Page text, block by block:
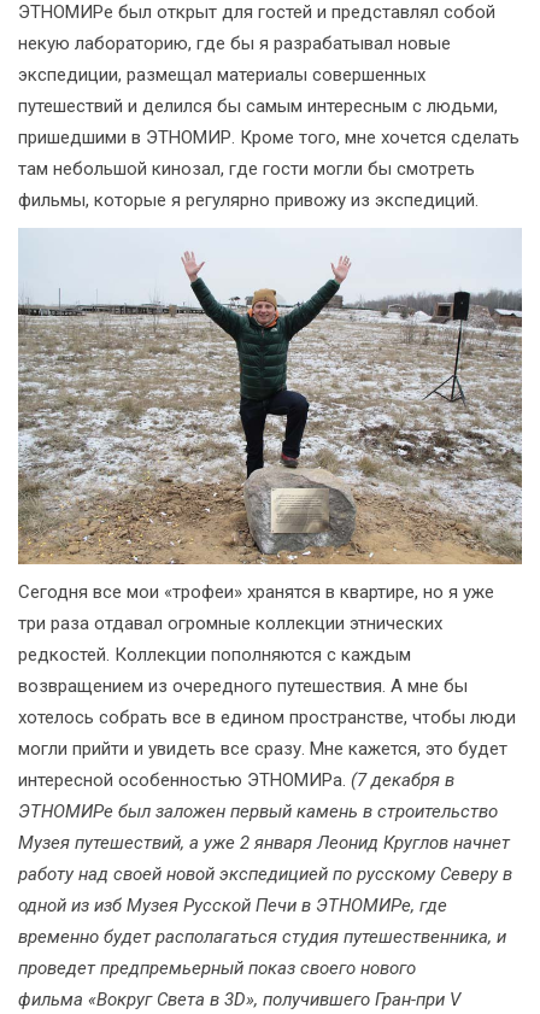
ЭТНОМИРе был открыт для гостей и представлял собой
некую лабораторию, где бы я разрабатывал новые
экспедиции, размещал материалы совершенных
путешествий и делился бы самым интересным с людьми,
пришедшими в ЭТНОМИР. Кроме того, мне хочется сделать
там небольшой кинозал, где гости могли бы смотреть
фильмы, которые я регулярно привожу из экспедиций.
Сегодня все мои «трофеи» хранятся в квартире, но я уже
три раза отдавал огромные коллекции этнических
редкостей. Коллекции пополняются с каждым
возвращением из очередного путешествия. А мне бы
хотелось собрать все в едином пространстве, чтобы люди
могли прийти и увидеть все сразу. Мне кажется, это будет
интересной особенностью ЭТНОМИРа. (7 декабря в
ЭТНОМИРе был заложен первый камень в строительство
Музея путешествий, а уже 2 января Леонид Круглов начнет
работу над своей новой экспедицией по русскому Северу в
одной из изб Музея Русской Печи в ЭТНОМИРе, где
временно будет располагаться студия путешественника, и
проведет предпремьерный показ своего нового
фильма «Вокруг Света в 3D», получившего Гран-при V